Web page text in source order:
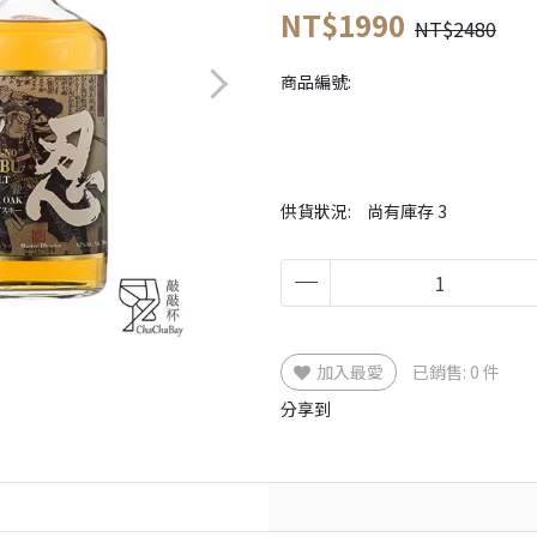
NT$1990 NT$2480
商品編號:
供貨狀況: 尚有庫存 3
加入最愛
已銷售: 0 件
分享到